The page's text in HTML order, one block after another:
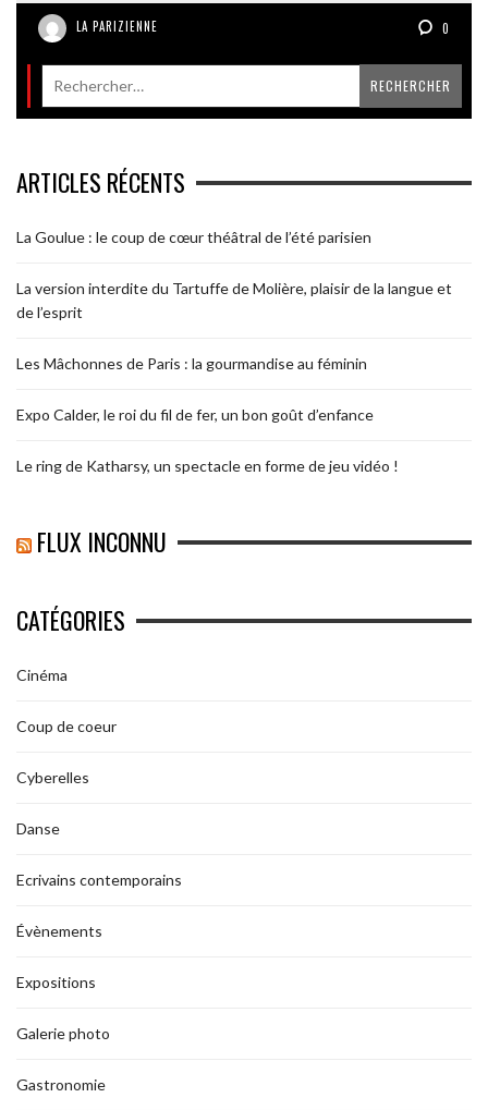
LA PARIZIENNE 0
ARTICLES RÉCENTS
La Goulue : le coup de cœur théâtral de l’été parisien
La version interdite du Tartuffe de Molière, plaisir de la langue et
de l’esprit
Les Mâchonnes de Paris : la gourmandise au féminin
Expo Calder, le roi du fil de fer, un bon goût d’enfance
Le ring de Katharsy, un spectacle en forme de jeu vidéo !
FLUX INCONNU
CATÉGORIES
Cinéma
Coup de coeur
Cyberelles
Danse
Ecrivains contemporains
Évènements
Expositions
Galerie photo
Gastronomie